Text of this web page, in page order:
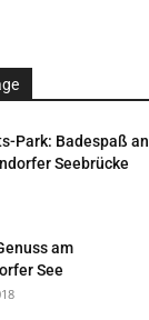
Park: Badespaß an
Seebrücke
am
See